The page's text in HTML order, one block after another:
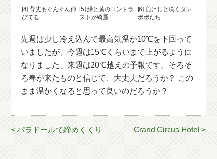
[4] 背丈もぐんぐん伸
びてる
[5] 緑と黄のコントラ
ストが綺麗
[6] 負けじと咲くタン
ポポたち
先週は少し冷え込んで最高気温が10℃を下回って
いましたが、今週は15℃くらいまで上がるように
なりました。来週は20℃越えの予報です。そろそ
ろ春が来たものと信じて、大丈夫だろうか？ この
まま温かくなると思って良いのだろうか？
< パラドールで締めくくり Grand Circus Hotel >